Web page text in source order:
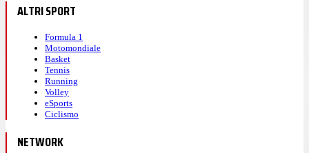
ALTRI SPORT
Formula 1
Motomondiale
Basket
Tennis
Running
Volley
eSports
Ciclismo
NETWORK